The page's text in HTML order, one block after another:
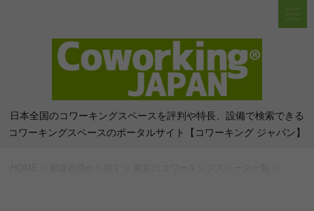
日本全国のコワーキングスペースを評判や特長、設備で検索できる
コワーキングスペースのポータルサイト【コワーキング ジャパン】